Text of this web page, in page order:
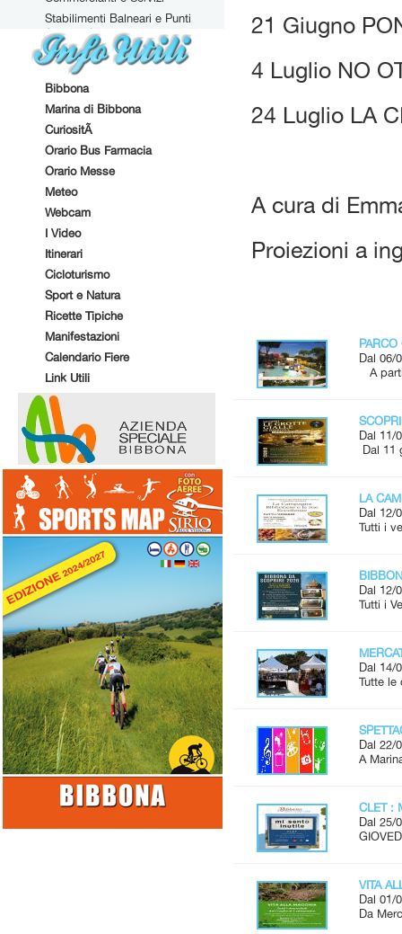
Stabilimenti Balneari e Punti
Attrezzati
Bibbona
Marina di Bibbona
CuriositÃ
Orario Bus Farmacia
Orario Messe
Meteo
Webcam
I Video
Itinerari
Cicloturismo
Sport e Natura
Ricette Tipiche
Manifestazioni
Calendario Fiere
Link Utili
21 Giugno
4 Luglio NO
24 Luglio LA
A cura di
Proiezioni a
Dal 06/
A
Dal 11/
Dal 11
LA
Dal 12/
Tutti i
Dal 12/
Tutti i
Dal 14/
Tutte le
Dal 22/
A
CLET :
Dal 25/
VITA
Dal 01/
Da